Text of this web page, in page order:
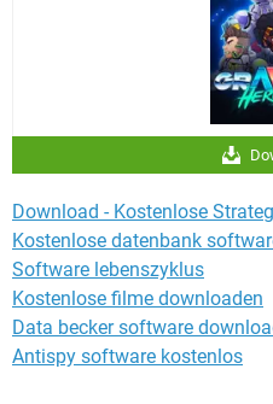
Download - Kostenlose
Kostenlose datenbank
Software lebenszyklus
Kostenlose filme downloaden
Data becker software
Antispy software kostenlos